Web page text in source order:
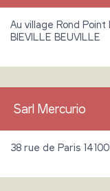
Au village Rond Point
BIEVILLE BEUVILLE
Sarl Mercurio
38 rue de Paris